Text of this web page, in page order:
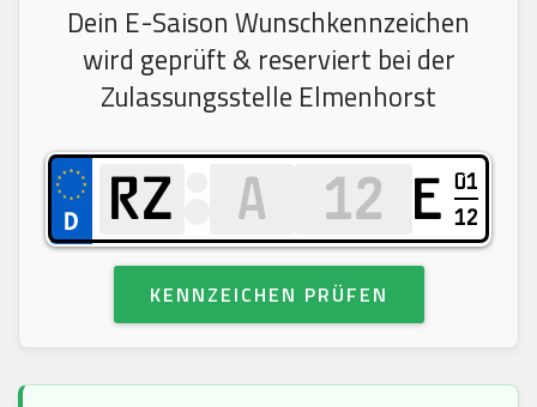
Dein E-Saison Wunschkennzeichen
wird geprüft & reserviert bei der
Zulassungsstelle Elmenhorst
E 01
12
KENNZEICHEN PRÜFEN